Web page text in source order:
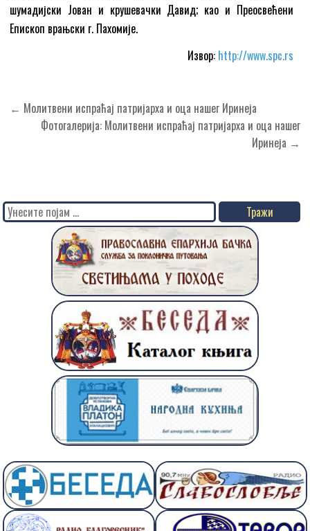
шумадијски Јован и крушевачки Давид; као и Преосвећени
Епископ врањски г. Пахомије.
Извор: http://www.spc.rs
Кретање
чланка
← Молитвени испраћај патријарха и оца нашег Иринеја
Фотогалерија: Молитвени испраћај патријарха и оца нашег
Иринеја →
Search
for: